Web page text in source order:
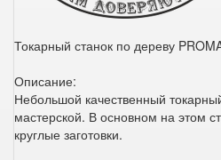
Токарный станок по дереву
Описание:
Небольшой качественный
мастерской. В основном на этом
круглые заготовки.